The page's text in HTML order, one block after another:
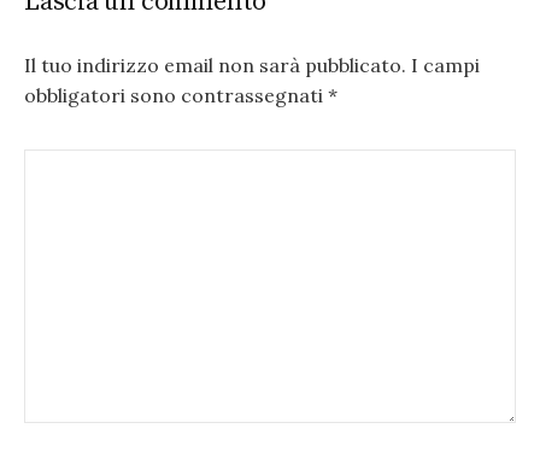
Il tuo indirizzo email non sarà pubblicato. I campi
obbligatori sono contrassegnati *